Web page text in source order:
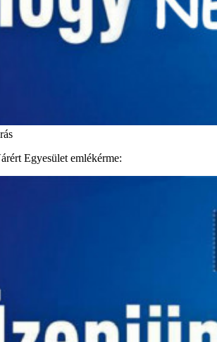
Egyesület emlékérme: